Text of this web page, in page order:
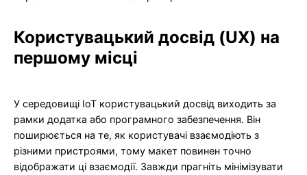
Користувацький досвід (UX) на
першому місці
У середовищі IoT користувацький досвід виходить за
рамки додатка або програмного забезпечення. Він
поширюється на те, як користувачі взаємодіють з
різними пристроями, тому макет повинен точно
відображати ці взаємодії. Завжди прагніть мінімізувати